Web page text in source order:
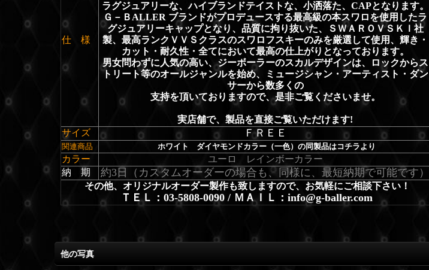
仕 様
ラグジュアリーな、ハイブランドテイストな、小洒落た、CAPとなります。
Ｇ－ＢALLER ブランドがプロデュースする最高級の本スワロを使用したラ
グジュアリーキャップとなり、品質に拘り抜いた、ＳＷＡＲＯＶＳＫＩ社
製、最高ランクＶＶＳクラスのスワロフスキーのみを厳選して使用、輝き・
カット・耐久性・全てにおいて最高の仕上がりとなっております。
男女問わずに人気の高い、ジーボーラーのスカルデザインは、ロックからス
トリート等のオールジャンルを始め、ミュージシャン・アーティスト・ダン
サーから数多くの
支持を頂いておりますので、是非ご覧くださいませ。
実店舗で、製品を直接ご覧いただけます!
サイズ
ＦＲＥＥ
関連商品 ホワイト ダイヤモンドカラー（一色）の同製品はコチラより
カラー
ユーロ レインボーカラー
納 期
約3日（カスタムオーダーの場合も、同様に、最短納期で可能です）
その他、オリジナルオーダー製作も致しますので、お気軽にご相談下さい！
ＴＥＬ：03-5808-0090 / ＭＡＩＬ： info@g-baller.com
他の写真